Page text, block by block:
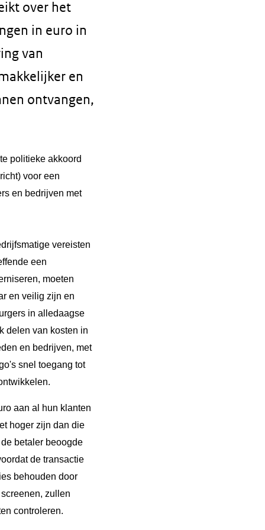
over het
in euro in
van
en
ontvangen,
politieke akkoord
voor een
en bedrijven met
vereisten
een
moeten
en veilig zijn en
in alledaagse
delen van kosten in
en bedrijven, met
snel toegang tot
aan al hun klanten
hoger zijn dan die
betaler beoogde
de transactie
behouden door
zullen
controleren.